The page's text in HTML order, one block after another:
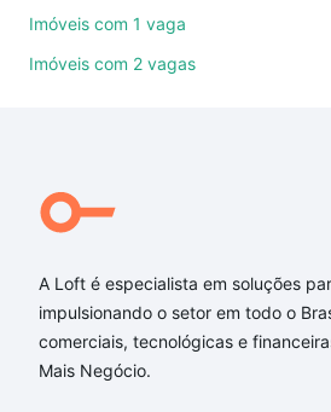
combinar perfeitamente com o
festas ou área verde e
Aqui na Loft temos a oferta
custam a partir de R$ 0 e com
financiamento imobiliário as
adequar ao seu orçamento. Se
dúvida dos custos envolvidos
Imóveis com 1 vaga
Imóveis com 2 vagas
A Loft é especialista em soluções
impulsionando o setor em todo o
comerciais, tecnológicas e
Mais Negócio.